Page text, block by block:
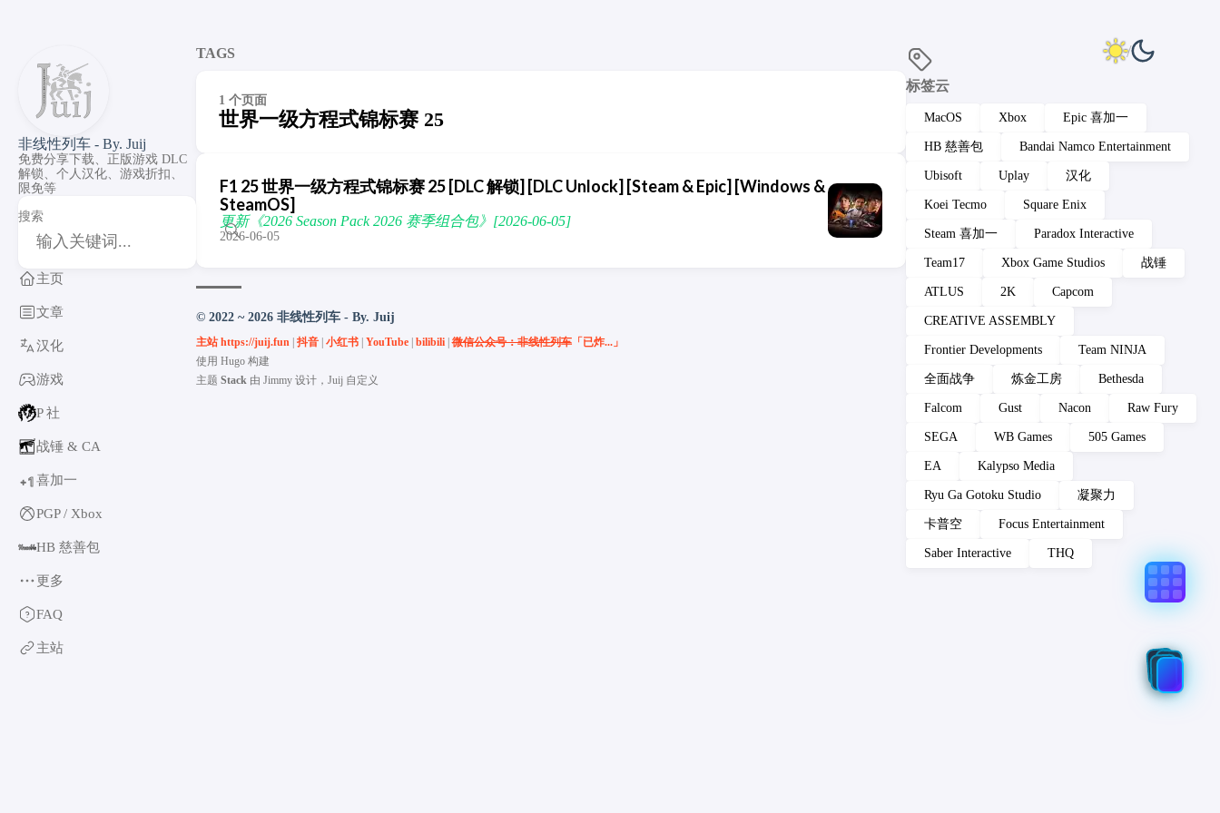
非线性列车 - By. Juij
免费分享下载、正版游戏 DLC
解锁、个人汉化、游戏折扣、
限免等
搜索
主页
文章
汉化
游戏
P 社
战锤 & CA
+1喜加一
PGP / Xbox
HB 慈善包
更多
FAQ
主站
标签云
MacOS Xbox Epic 喜加一
HB 慈善包 Bandai Namco Entertainment
Ubisoft Uplay 汉化
Koei Tecmo Square Enix
Steam 喜加一 Paradox Interactive
Team17 Xbox Game Studios 战锤
ATLUS 2K Capcom
CREATIVE ASSEMBLY
Frontier Developments Team NINJA
全面战争 炼金工房 Bethesda
Falcom Gust Nacon Raw Fury
SEGA WB Games 505 Games
EA Kalypso Media
Ryu Ga Gotoku Studio 凝聚力
卡普空 Focus Entertainment
Saber Interactive THQ
TAGS
1 个页面
世界一级方程式锦标赛 25
F1 25 世界一级方程式锦标赛 25 [DLC 解锁] [DLC Unlock] [Steam & Epic] [Windows &
SteamOS]
更新《2026 Season Pack 2026 赛季组合包》[2026-06-05]
2026-06-05
© 2022 ~ 2026 非线性列车 - By. Juij
主站 https://juij.fun| 抖音| 小红书| YouTube| bilibili|微信公众号：非线性列车「已炸...」
使用 Hugo构建
主题 Stack由 Jimmy设计，Juij 自定义